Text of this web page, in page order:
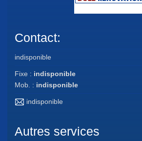
Contact:
indisponible
Fixe : indisponible
Mob. : indisponible
indisponible
Autres services